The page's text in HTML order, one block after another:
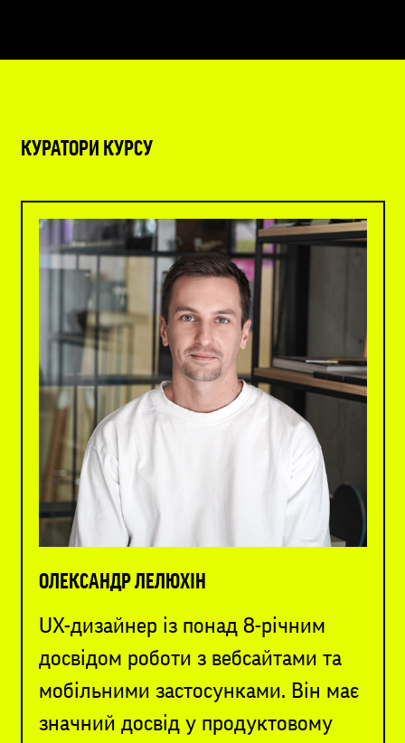
КУРАТОРИ КУРСУ
ОЛЕКСАНДР ЛЕЛЮХІН
UX-дизайнер із понад 8-річним
досвідом роботи з вебсайтами та
мобільними застосунками. Він має
значний досвід у продуктовому